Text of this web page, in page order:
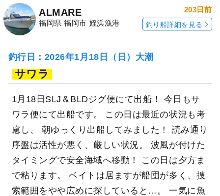
ALMARE
福岡県 福岡市 姪浜漁港
203日前
釣り船詳細を見る
釣行日：2026年1月18日（日）大潮
サワラ
1月18日SLJ＆BLDジグ便にて出船！ 今日もサ
ワラ便にて出船です。 この日は最近の状況も考
慮し、 朝ゆっくり出船してみました！ 読み通り
序盤は活性が悪く、厳しい状況。 波風が付けた
タイミングで安全海域へ移動！ この日は夕方ま
で粘ります。 ベイトは居ますが船団が多く、捜
索範囲をやや広めに探していると…。 一気に魚